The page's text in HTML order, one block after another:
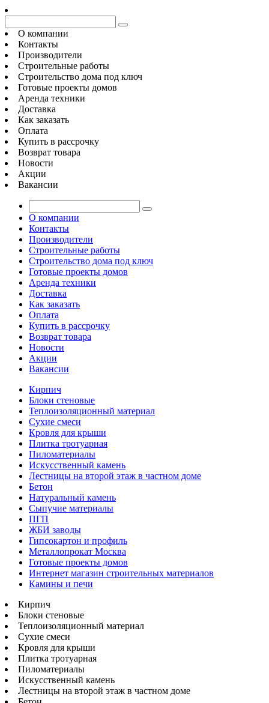
О компании
Контакты
Производители
Строительные работы
Строительство дома под ключ
Готовые проекты домов
Аренда техники
Доставка
Как заказать
Оплата
Купить в рассрочку
Возврат товара
Новости
Акции
Вакансии
О компании
Контакты
Производители
Строительные работы
Строительство дома под ключ
Готовые проекты домов
Аренда техники
Доставка
Как заказать
Оплата
Купить в рассрочку
Возврат товара
Новости
Акции
Вакансии
Кирпич
Блоки стеновые
Теплоизоляционный материал
Сухие смеси
Кровля для крыши
Плитка тротуарная
Пиломатериалы
Искусственный камень
Лестницы на второй этаж в частном доме
Бетон
Натуральный камень
Сыпучие материалы
ПГП
ЖБИ заводы
Гипсокартон и профиль
Металлопрокат Москва
Готовые проекты домов
Интернет магазин строительных материалов
Камины и печи
Кирпич
Блоки стеновые
Теплоизоляционный материал
Сухие смеси
Кровля для крыши
Плитка тротуарная
Пиломатериалы
Искусственный камень
Лестницы на второй этаж в частном доме